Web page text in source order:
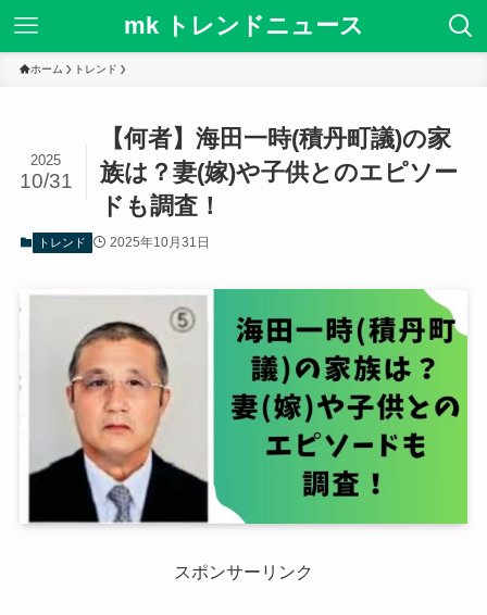
mk トレンドニュース
ホーム トレンド
【何者】海田一時(積丹町議)の家
族は？妻(嫁)や子供とのエピソー
ドも調査！
2025
10/31
トレンド 2025年10月31日
スポンサーリンク